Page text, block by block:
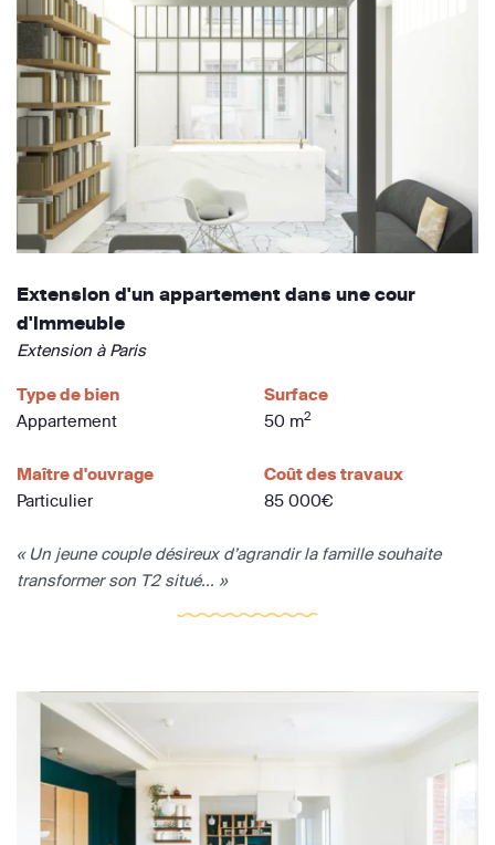
Extension d'un appartement dans une cour
d'immeuble
Extension à Paris
Type de bien
Appartement
Surface
50 m2
Maître d'ouvrage
Particulier
Coût des travaux
85 000€
« Un jeune couple désireux d’agrandir la famille souhaite
transformer son T2 situé... »